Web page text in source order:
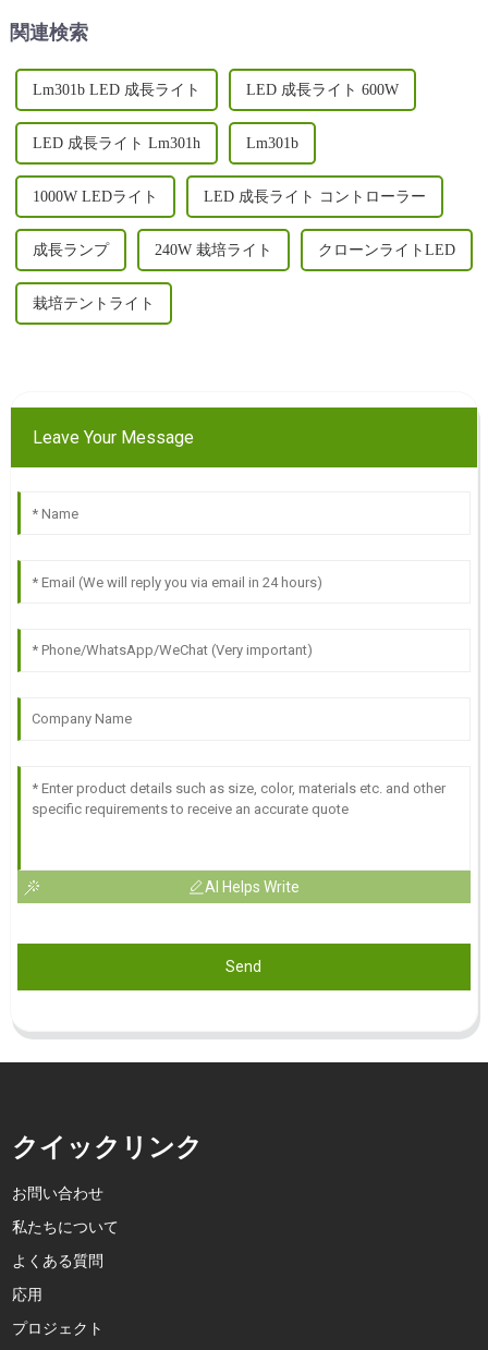
関連検索
Lm301b LED 成長ライト LED 成長ライト 600W
LED 成長ライト Lm301h Lm301b
1000W LEDライト LED 成長ライト コントローラー
成長ランプ 240W 栽培ライト クローンライトLED
栽培テントライト
Leave Your Message
AI Helps Write
Send
クイックリンク
お問い合わせ
私たちについて
よくある質問
応用
プロジェクト